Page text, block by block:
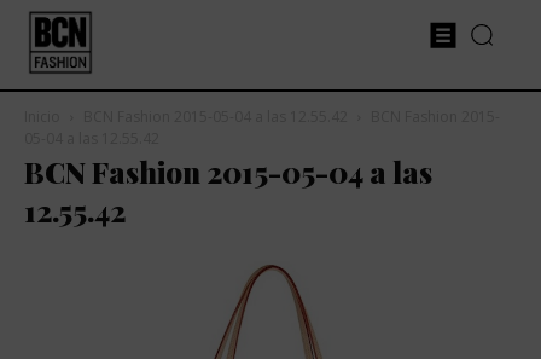
BCN Fashion 2015-05-04 a las
12.55.42